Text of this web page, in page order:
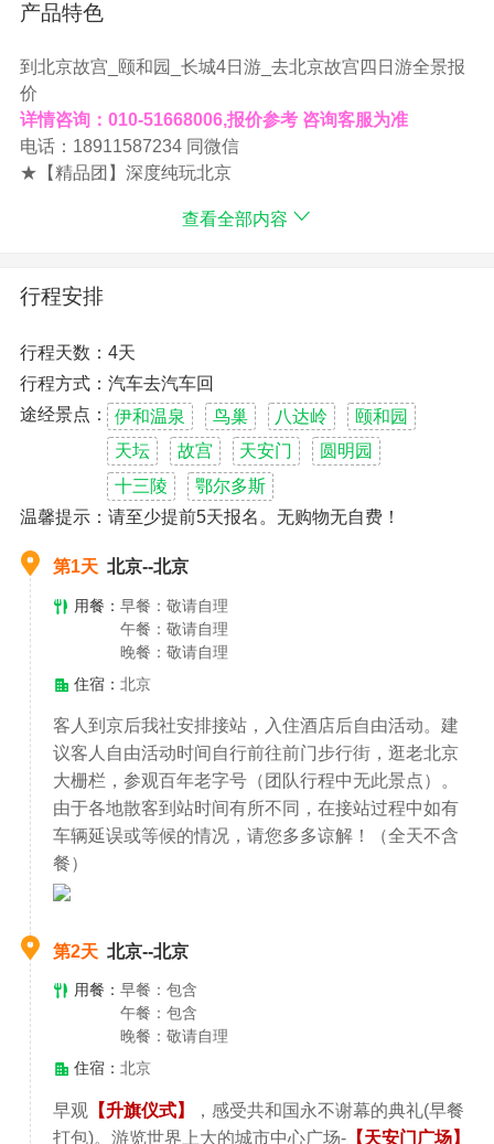
产品特色
到北京故宫_颐和园_长城4日游_去北京故宫四日游全景报
价
详情咨询：010-51668006,报价参考 咨询客服为准
电话：18911587234 同微信
★【精品团】深度纯玩北京
O购物O暗店—漫游帝都，追忆冬奥精神……
服务贴心：24小时服务热线，为您旅游保驾护航
故宫博物院
八达岭长城
颐和园
天安门广场
查看全部内容
行程安排
行程天数：4天
行程方式：汽车去汽车回
途经景点： 伊和温泉 鸟巢 八达岭
颐和园
天坛
故宫 天安门
圆明园
十三陵
鄂尔多斯
温馨提示：请至少提前5天报名。无购物无自费！
第1天 北京--北京
用餐： 早餐：敬请自理
午餐：敬请自理
晚餐：敬请自理
住宿： 北京
客人到京后我社安排接站，入住酒店后自由活动。建
议客人自由活动时间自行前往前门步行街，逛老北京
大栅栏，参观百年老字号（团队行程中无此景点）。
由于各地散客到站时间有所不同，在接站过程中如有
车辆延误或等候的情况，请您多多谅解！（全天不含
餐）
第2天 北京--北京
用餐： 早餐：包含
午餐：包含
晚餐：敬请自理
住宿： 北京
早观 【升旗仪式】
，感受共和国永不谢幕的典礼(早餐
打包)。游览世界上大的城市中心广场-【天安门广场】